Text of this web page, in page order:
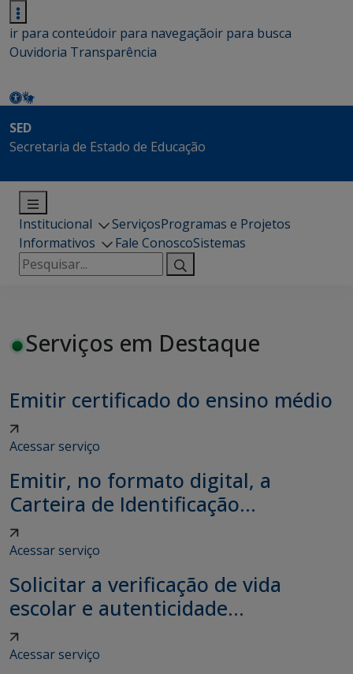
ir para conteúdoir para navegaçãoir para busca
Ouvidoria Transparência
SED
Secretaria de Estado de Educação
Institucional ServiçosProgramas e Projetos
Informativos
Fale ConoscoSistemas
Pesquisar
por:
Serviços em Destaque
Emitir certificado do ensino médio
Acessar serviço
Emitir, no formato digital, a
Carteira de Identificação...
Acessar serviço
Solicitar a verificação de vida
escolar e autenticidade...
Acessar serviço